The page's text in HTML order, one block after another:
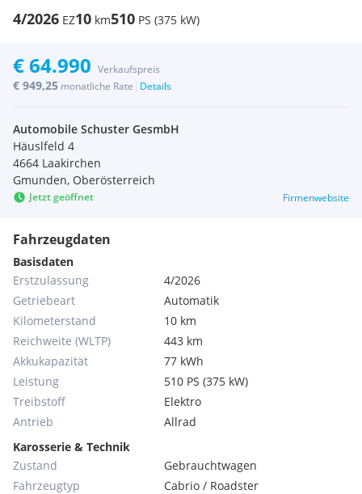
4/2026 EZ10 km510 PS (375 kW)
€ 64.990 Verkaufspreis
€ 949,25 monatliche Rate Details
Automobile Schuster GesmbH
Häuslfeld 4
4664 Laakirchen
Gmunden, Oberösterreich
Jetzt geöffnet Firmenwebsite
Fahrzeugdaten
Basisdaten
Erstzulassung
4/2026
Getriebeart
Automatik
Kilometerstand
10 km
Reichweite (WLTP)
443 km
Akkukapazität
77 kWh
Leistung
510 PS (375 kW)
Treibstoff
Elektro
Antrieb
Allrad
Karosserie & Technik
Zustand
Gebrauchtwagen
Fahrzeugtyp
Cabrio / Roadster